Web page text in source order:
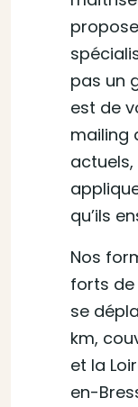
pas un
est de
mailing
qu’ils
Nos
forts de
se
km,
et la
en-